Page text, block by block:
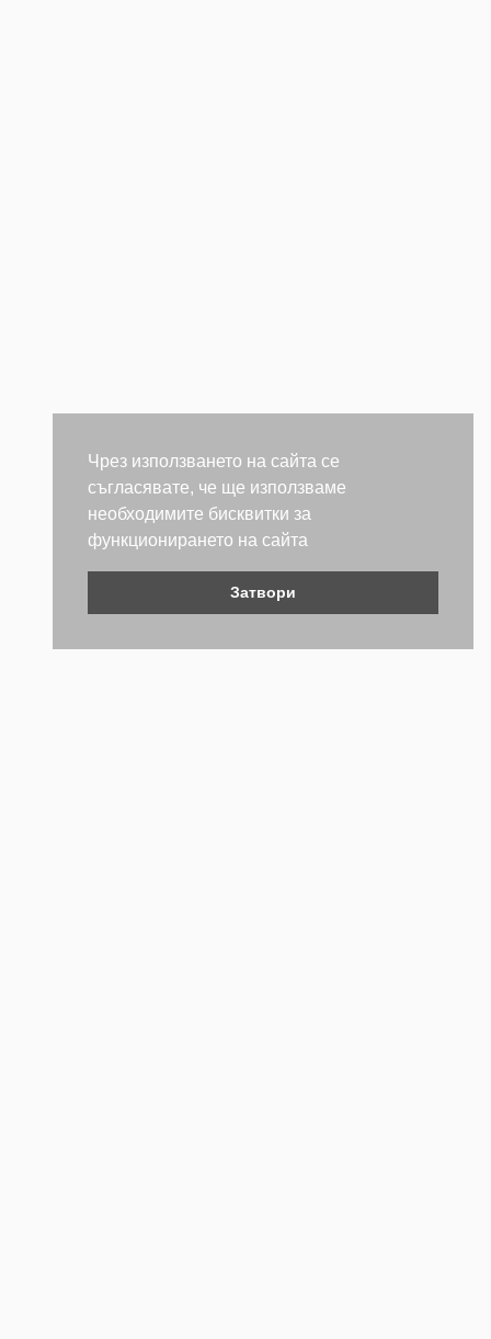
Чрез използването на сайта се
съгласявате, че ще използваме
необходимите бисквитки за
функционирането на сайта
Затвори